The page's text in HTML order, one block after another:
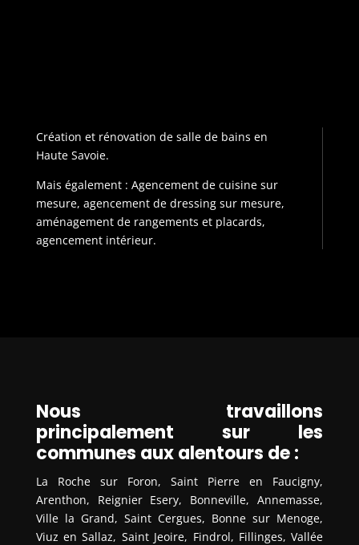
Création et rénovation de salle de bains en
Haute Savoie.
Mais également : Agencement de cuisine sur
mesure, agencement de dressing sur mesure,
aménagement de rangements et placards,
agencement intérieur.
Nous travaillons
principalement sur les
communes aux alentours de :
La Roche sur Foron, Saint Pierre en Faucigny,
Arenthon, Reignier Esery, Bonneville, Annemasse,
Ville la Grand, Saint Cergues, Bonne sur Menoge,
Viuz en Sallaz, Saint Jeoire, Findrol, Fillinges, Vallée